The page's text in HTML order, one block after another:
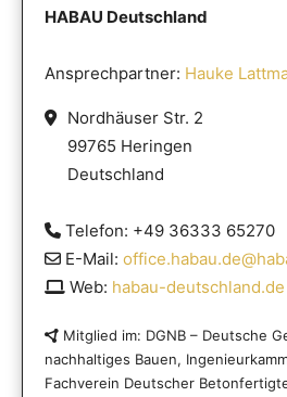
HABAU Deutschland
Ansprechpartner: Hauke
Nordhäuser Str. 2
99765 Heringen
Deutschland
Telefon: +49 36333 65270
E-Mail:
Web: habau-deutschland.de
Mitglied im: DGNB – Deutsche
nachhaltiges Bauen,
Fachverein Deutscher